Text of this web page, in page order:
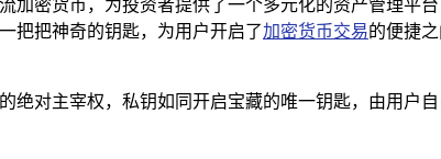
密货币，为投资者提供了一个多元化的资产管理平
把把神奇的钥匙，为用户开启了加密货币交易的便捷
对主宰权，私钥如同开启宝藏的唯一钥匙，由用户